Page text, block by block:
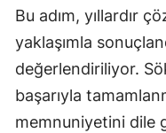
Bu adım, yıllardır
yaklaşımla
değerlendiriliyor.
başarıyla
memnuniyetini dile